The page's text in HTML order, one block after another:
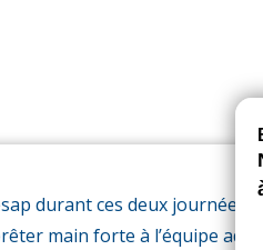
durant ces deux journées,
main forte à l’équipe